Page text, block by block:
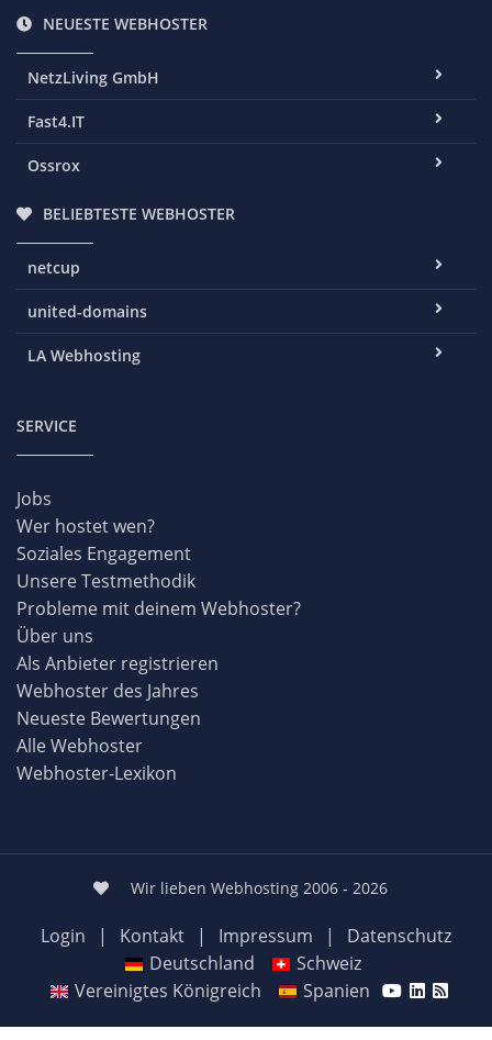
NEUESTE WEBHOSTER
NetzLiving GmbH
Fast4.IT
Ossrox
BELIEBTESTE WEBHOSTER
netcup
united-domains
LA Webhosting
SERVICE
Jobs
Wer hostet wen?
Soziales Engagement
Unsere Testmethodik
Probleme mit deinem Webhoster?
Über uns
Als Anbieter registrieren
Webhoster des Jahres
Neueste Bewertungen
Alle Webhoster
Webhoster-Lexikon
Wir lieben Webhosting 2006 - 2026
Login | Kontakt | Impressum |
Datenschutz
Deutschland
Schweiz
Vereinigtes Königreich
Spanien